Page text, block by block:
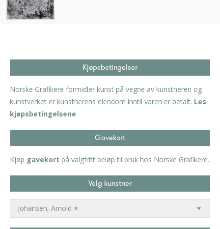
Kjøpsbetingelser
Norske Grafikere formidler kunst på vegne av kunstneren og
kunstverket er kunstnerens eiendom inntil varen er betalt. Les
kjøpsbetingelsene
Gavekort
Kjøp gavekort på valgfritt beløp til bruk hos Norske Grafikere.
Velg kunstner
×
Johansen, Arnold